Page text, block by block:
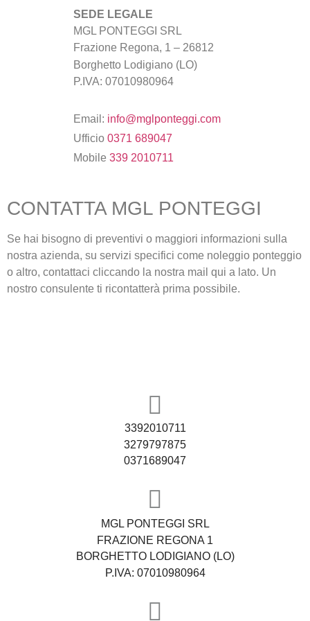
SEDE LEGALE
MGL PONTEGGI SRL
Frazione Regona, 1 – 26812
Borghetto Lodigiano (LO)
P.IVA: 07010980964
Email: info@mglponteggi.com
Ufficio 0371 689047
Mobile 339 2010711
CONTATTA MGL PONTEGGI
Se hai bisogno di preventivi o maggiori informazioni sulla
nostra azienda, su servizi specifici come noleggio ponteggio
o altro, contattaci cliccando la nostra mail qui a lato. Un
nostro consulente ti ricontatterà prima possibile.
3392010711
3279797875
0371689047
MGL PONTEGGI SRL
FRAZIONE REGONA 1
BORGHETTO LODIGIANO (LO)
P.IVA: 07010980964